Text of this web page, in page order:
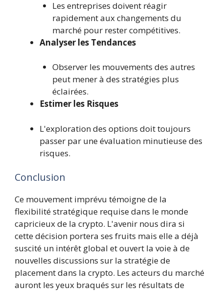
Les entreprises doivent réagir
rapidement aux changements du
marché pour rester compétitives.
Analyser les Tendances
Observer les mouvements des autres
peut mener à des stratégies plus
éclairées.
Estimer les Risques
L'exploration des options doit toujours
passer par une évaluation minutieuse des
risques.
Conclusion
Ce mouvement imprévu témoigne de la
flexibilité stratégique requise dans le monde
capricieux de la crypto. L'avenir nous dira si
cette décision portera ses fruits mais elle a déjà
suscité un intérêt global et ouvert la voie à de
nouvelles discussions sur la stratégie de
placement dans la crypto. Les acteurs du marché
auront les yeux braqués sur les résultats de